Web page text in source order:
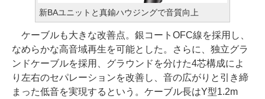
新BAユニットと真鍮ハウジングで音質向上
ケーブルも大きな改善点。銀コートOFC線を採用し、
なめらかな高音域再生を可能とした。さらに、独立グラ
ンドケーブルを採用、グラウンドを分けた4芯構成によ
り左右のセパレーションを改善し、音の広がりと引き締
まった低音を実現するという。ケーブル長はY型1.2m